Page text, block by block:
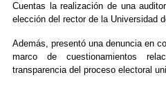
Cuentas la realización de una
elección del rector de la Universidad
Además, presentó una denuncia en
marco de cuestionamientos
transparencia del proceso electoral